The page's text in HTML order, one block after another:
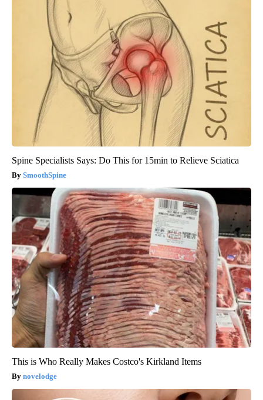
Spine Specialists Says: Do This for 15min to Relieve Sciatica
SmoothSpine
This is Who Really Makes Costco's Kirkland Items
novelodge